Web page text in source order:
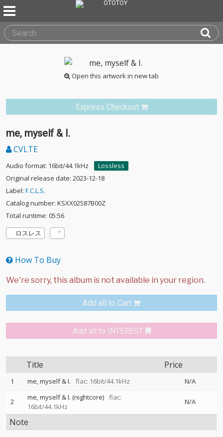
Open this artwork in new tab
Express Checkout
me, myself & I.
CVLTE
Audio format: 16bit/44.1kHz
Lossless
Original release date: 2023-12-18
Label: F.C.L.S.
Catalog number: KSXX02587B00Z
Total runtime: 05:56
ロスレス
How To Buy
Add all to Cart
Add all to INTEREST
Title Price
1 me, myself & I. flac: 16bit/44.1kHz N/A
2 me, myself & I. (nightcore) flac:
16bit/44.1kHz
N/A
Note